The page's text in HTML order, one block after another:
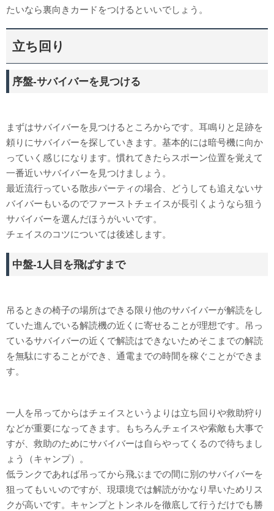
たいなら裏向きカードをつけるといいでしょう。
立ち回り
序盤-サバイバーを見つける
まずはサバイバーを見つけるところからです。耳鳴りと足跡を
頼りにサバイバーを探していきます。基本的には暗号機に向か
っていく感じになります。慣れてきたらスポーン位置を覚えて
一番近いサバイバーを見つけましょう。
最近流行っている散歩パーティの場合、どうしても追えないサ
バイバーもいるのでファーストチェイスが長引くようなら狙う
サバイバーを選んだほうがいいです。
チェイスのコツについては後述します。
中盤-1人目を飛ばすまで
吊るときの椅子の場所はできる限り他のサバイバーが解読をし
ていた進んでいる解読機の近くに寄せることが理想です。吊っ
ているサバイバーの近くで解読はできないためそこまでの解読
を無駄にすることができ、通電までの時間を稼ぐことができま
す。
一人を吊ってからはチェイスというよりは立ち回りや救助狩り
などが重要になってきます。もちろんチェイスや索敵も大事で
すが、救助のためにサバイバーは自らやってくるので待ちまし
ょう（キャンプ）。
低ランクであれば吊ってから飛ぶまでの間に別のサバイバーを
狙ってもいいのですが、現環境では解読がかなり早いためリス
クが高いです。キャンプとトンネルを徹底して行うだけでも勝